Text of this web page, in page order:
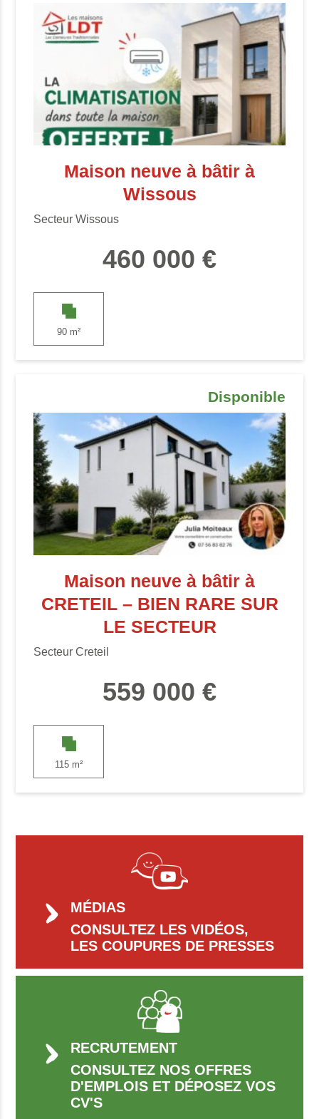
Maison neuve à bâtir à
Wissous
Secteur Wissous
460 000 €
90 m²
Disponible
Maison neuve à bâtir à
CRETEIL – BIEN RARE SUR
LE SECTEUR
Secteur Creteil
559 000 €
115 m²
MÉDIAS
CONSULTEZ LES VIDÉOS,
LES COUPURES DE PRESSES
RECRUTEMENT
CONSULTEZ NOS OFFRES
D'EMPLOIS ET DÉPOSEZ VOS
CV'S